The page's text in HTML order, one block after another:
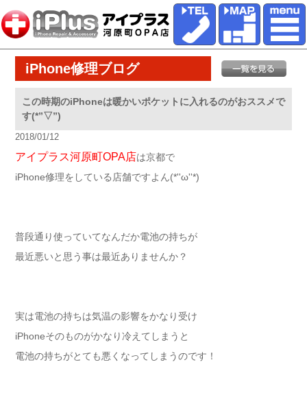
iPhone修理ブログ
この時期のiPhoneは暖かいポケットに入れるのがおススメで
す(*”▽”)
2018/01/12
アイプラス河原町OPA店は京都で
iPhone修理をしている店舗ですよん(*''ω''*)
普段通り使っていてなんだか電池の持ちが
最近悪いと思う事は最近ありませんか？
実は電池の持ちは気温の影響をかなり受け
iPhoneそのものがかなり冷えてしまうと
電池の持ちがとても悪くなってしまうのです！